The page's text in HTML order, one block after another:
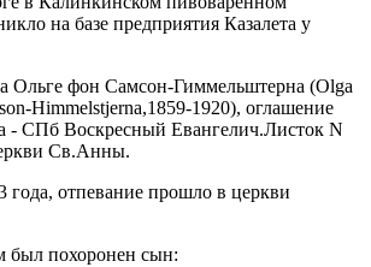
на базе предприятия Казалета у
Ольге фон Самсон-Гиммельштерна (Olga
Himmelstjerna,1859-1920), оглашение
- СПб Воскресный Евангелич.Листок N
Св.Анны.
отпевание прошло в церкви
был похоронен сын: